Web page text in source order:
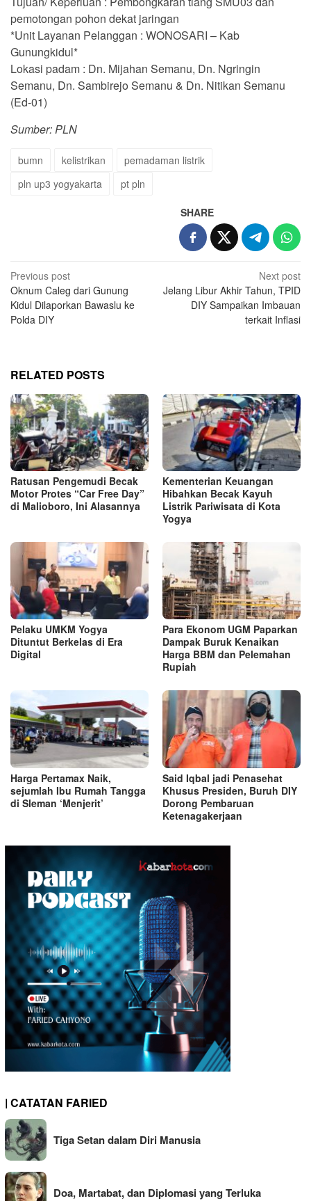
pemotongan pohon dekat jaringan
*Unit Layanan Pelanggan : WONOSARI – Kab
Gunungkidul*
Lokasi padam : Dn. Mijahan Semanu, Dn. Ngringin
Semanu, Dn. Sambirejo Semanu & Dn. Nitikan Semanu
(Ed-01)
Sumber: PLN
bumn kelistrikan
pemadaman listrik
pln up3 yogyakarta
pt pln
SHARE
Post
navigation
Previous post
Oknum Caleg dari Gunung
Kidul Dilaporkan Bawaslu ke
Polda DIY
Next post
Jelang Libur Akhir Tahun, TPID
DIY Sampaikan Imbauan
terkait Inflasi
RELATED POSTS
Ratusan Pengemudi Becak
Motor Protes “Car Free Day”
di Malioboro, Ini Alasannya
Kementerian Keuangan
Hibahkan Becak Kayuh
Listrik Pariwisata di Kota
Yogya
Pelaku UMKM Yogya
Dituntut Berkelas di Era
Digital
Para Ekonom UGM Paparkan
Dampak Buruk Kenaikan
Harga BBM dan Pelemahan
Rupiah
Harga Pertamax Naik,
sejumlah Ibu Rumah Tangga
di Sleman ‘Menjerit’
Said Iqbal jadi Penasehat
Khusus Presiden, Buruh DIY
Dorong Pembaruan
Ketenagakerjaan
| CATATAN FARIED
Tiga Setan dalam Diri Manusia
Doa, Martabat, dan Diplomasi yang Terluka